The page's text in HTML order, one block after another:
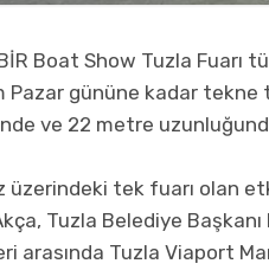
Boat Show Tuzla Fuarı
Pazar gününe kadar tekne
ve 22 metre
üzerindeki tek fuarı olan
Tuzla Belediye
arasında Tuzla Viaport